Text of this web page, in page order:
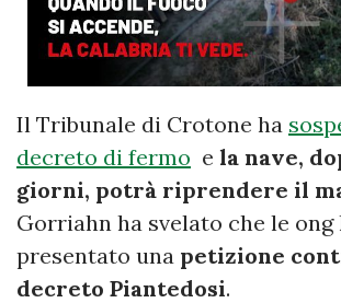
Il Tribunale di Crotone ha
decreto di fermo e la nave,
giorni, potrà riprendere il
Gorriahn ha svelato che le ong
presentato una petizione
decreto Piantedosi.